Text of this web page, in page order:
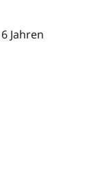
Jahren